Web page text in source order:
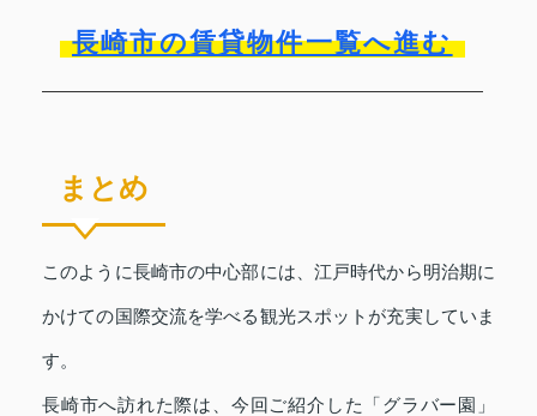
長崎市の賃貸物件一覧へ進む
まとめ
このように長崎市の中心部には、江戸時代から明治期に
かけての国際交流を学べる観光スポットが充実していま
す。
長崎市へ訪れた際は、今回ご紹介した「グラバー園」